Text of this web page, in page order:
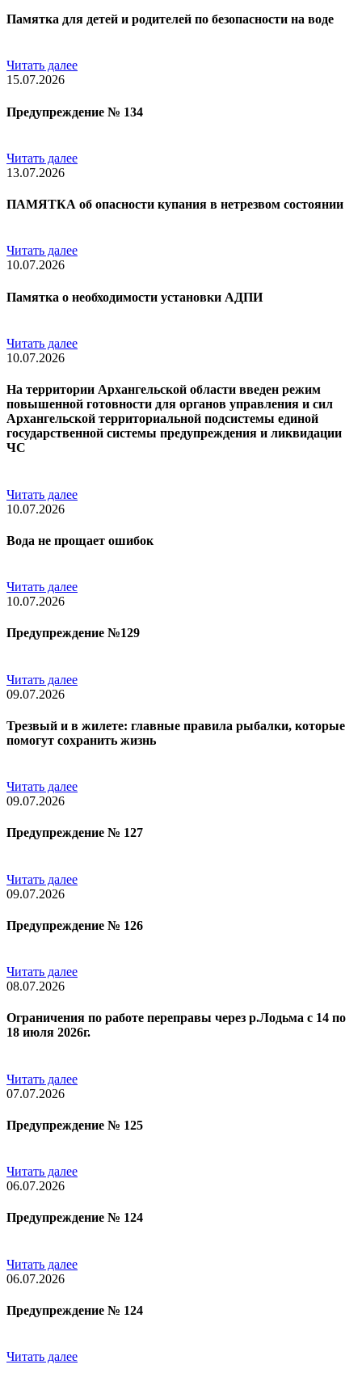
Памятка для детей и родителей по безопасности на воде
Читать далее
15.07.2026
Предупреждение № 134
Читать далее
13.07.2026
ПАМЯТКА об опасности купания в нетрезвом состоянии
Читать далее
10.07.2026
Памятка о необходимости установки АДПИ
Читать далее
10.07.2026
На территории Архангельской области введен режим
повышенной готовности для органов управления и сил
Архангельской территориальной подсистемы единой
государственной системы предупреждения и ликвидации
ЧС
Читать далее
10.07.2026
Вода не прощает ошибок
Читать далее
10.07.2026
Предупреждение №129
Читать далее
09.07.2026
Трезвый и в жилете: главные правила рыбалки, которые
помогут сохранить жизнь
Читать далее
09.07.2026
Предупреждение № 127
Читать далее
09.07.2026
Предупреждение № 126
Читать далее
08.07.2026
Ограничения по работе переправы через р.Лодьма с 14 по
18 июля 2026г.
Читать далее
07.07.2026
Предупреждение № 125
Читать далее
06.07.2026
Предупреждение № 124
Читать далее
06.07.2026
Предупреждение № 124
Читать далее